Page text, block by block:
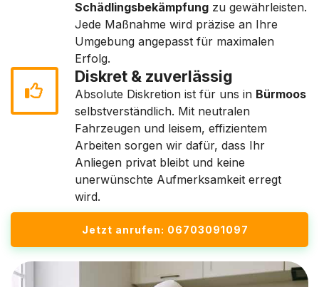
Schädlingsbekämpfung zu gewährleisten.
Jede Maßnahme wird präzise an Ihre
Umgebung angepasst für maximalen
Erfolg.
Diskret & zuverlässig
Absolute Diskretion ist für uns in Bürmoos
selbstverständlich. Mit neutralen
Fahrzeugen und leisem, effizientem
Arbeiten sorgen wir dafür, dass Ihr
Anliegen privat bleibt und keine
unerwünschte Aufmerksamkeit erregt
wird.
Jetzt anrufen: 06703091097